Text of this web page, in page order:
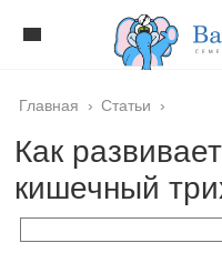
Главная › Статьи ›
Как
кишечный